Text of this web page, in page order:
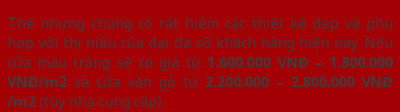
Thế nhưng chúng có rất hiếm các thiết kế đẹp và phù
hợp với thị hiếu của đại đa số khách hàng hiện nay. Nếu
cửa màu trắng sẽ có giá từ 1.600.000 VNĐ – 1.800.000
VNĐ/m2 và cửa vân gỗ từ 2.200.000 – 2.800.000 VNĐ
/m2(tùy nhà cung cấp).